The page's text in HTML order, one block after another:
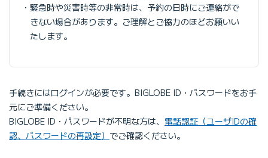
緊急時や災害時等の非常時は、予約の日時にご連絡がで
きない場合があります。ご理解とご協力のほどお願いい
たします。
手続きにはログインが必要です。BIGLOBE ID・パスワードをお手
元にご準備ください。
BIGLOBE ID・パスワードが不明な方は、 電話認証（ユーザIDの確
認、パスワードの再設定） でご確認ください。